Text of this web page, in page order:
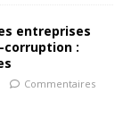
entreprises
:
Commentaires